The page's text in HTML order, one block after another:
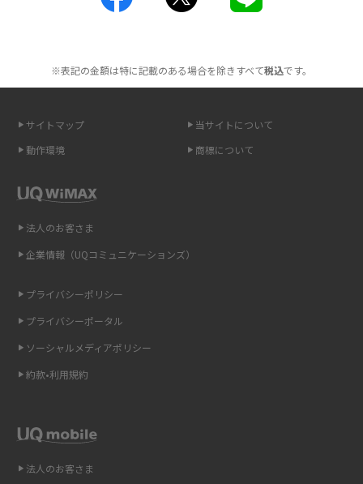
工事不要！置くだけWi-Fiの特徴は？メリット・デメリットや選び方を解説
介
ポケット型Wi-Fi（モバイルWi-Fi）とは？おススメする方の特徴や選び方を
点も解説
ギガバイト（GB）とは？1GBの目安やギガが足りない時の対処法を紹介
Wi-Fiを自宅に設置する方法は？必要なことやポイントも紹介
※表記の金額は特に記載のある場合を除きすべて税込です。
サイトマップ
当サイトについて
動作環境
商標について
法人のお客さま
法人のお客さま
企業情報（UQコミュニケーションズ）
プライバシーポリシー
プライバシーポータル
ソーシャルメディアポリシー
約款•利用規約